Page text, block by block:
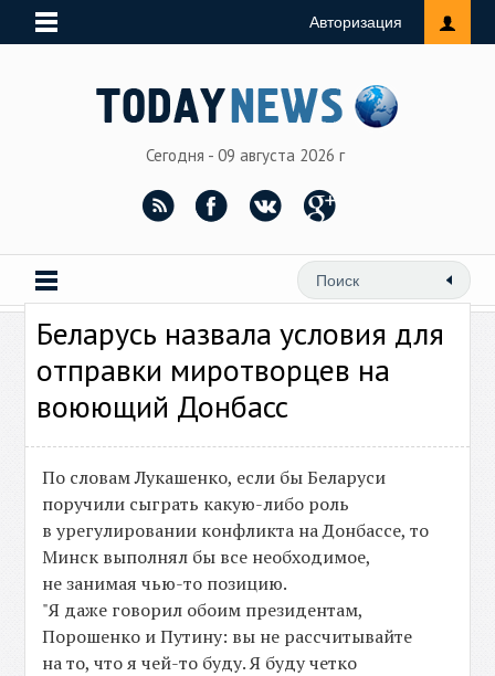
Авторизация
Сегодня - 09 августа 2026 г
Беларусь назвала условия для
отправки миротворцев на
воюющий Донбасс
По словам Лукашенко, если бы Беларуси
поручили сыграть какую-либо роль
в урегулировании конфликта на Донбассе, то
Минск выполнял бы все необходимое,
не занимая чью-то позицию.
"Я даже говорил обоим президентам,
Порошенко и Путину: вы не рассчитывайте
на то, что я чей-то буду. Я буду четко